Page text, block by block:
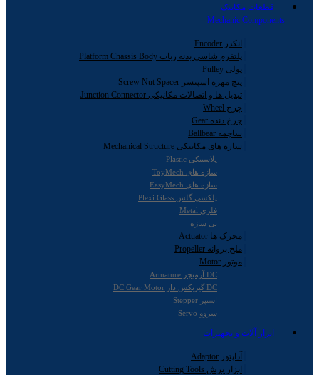
قطعات مکانیک
Mechanic Components
انکدر Encoder
پلتفرم شاسی بدنه ربات Platform Chassis Body
پولی Pulley
پیچ مهره اسپیسر Screw Nut Spacer
تبدیل ها و اتصالات مکانیکی Junction Connector
چرخ Wheel
چرخ دنده Gear
ساچمه Ballbear
سازه های مکانیکی Mechanical Structure
پلاستیکی Plastic
سازه های ToyMech
سازه های EasyMech
پلکسی گلس Plexi Glass
فلزی Metal
نی سازه
محرک ها Actuator
ملخ پروانه Propeller
موتور Motor
DC آرمیچر Armature
DC گیربکس دار DC Gear Motor
استپر Stepper
سروو Servo
ابزار آلات و تجهیزات
آداپتور Adaptor
ابزار برش Cutting Tools